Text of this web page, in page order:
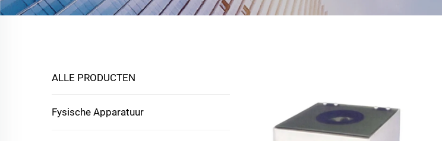
ALLE PRODUCTEN
Fysische Apparatuur